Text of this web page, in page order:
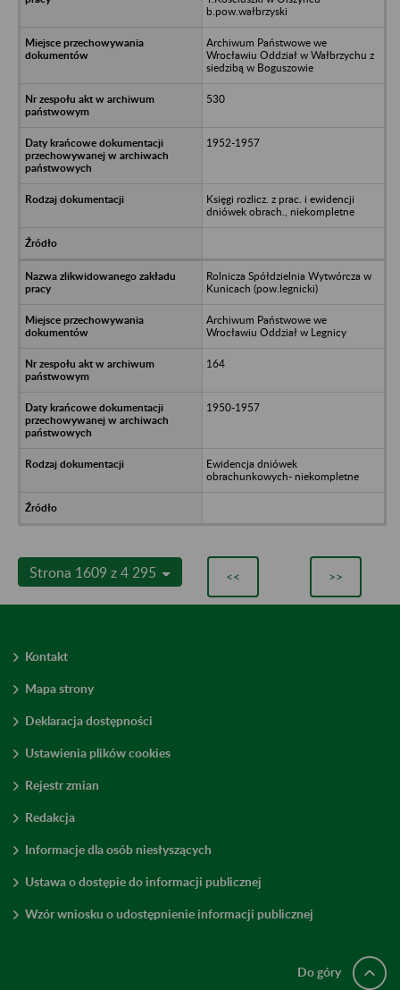
b.pow.wałbrzyski
Archiwum Państwowe we
Wrocławiu Oddział w Wałbrzychu z
siedzibą w Boguszowie
530
1952-1957
Księgi rozlicz. z prac. i ewidencji
dniówek obrach., niekompletne
Rolnicza Spółdzielnia Wytwórcza w
Kunicach (pow.legnicki)
Archiwum Państwowe we
Wrocławiu Oddział w Legnicy
164
1950-1957
Ewidencja dniówek
obrachunkowych- niekompletne
Strona 1609 z 4 295 << >>
Kontakt
Mapa strony
Deklaracja dostępności
Ustawienia plików cookies
Rejestr zmian
Redakcja
Informacje dla osób niesłyszących
Ustawa o dostępie do informacji publicznej
Wzór wniosku o udostępnienie informacji publicznej
Do góry